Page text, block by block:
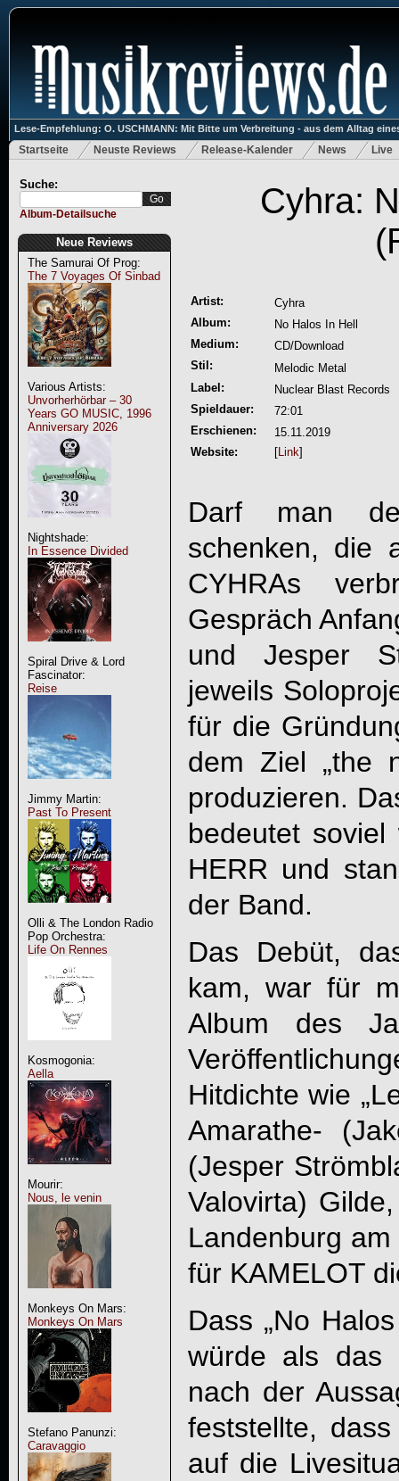
Lese-Empfehlung: O. USCHMANN: Mit Bitte um Verbreitung - aus dem Alltag
Startseite Neuste Reviews Release-Kalender News Live
Suche:
Album-Detailsuche
Neue Reviews
The Samurai Of Prog:
The 7 Voyages Of Sinbad
Various Artists:
Unvorherhörbar – 30
Years GO MUSIC, 1996
Anniversary 2026
Nightshade:
In Essence Divided
Spiral Drive & Lord
Fascinator:
Reise
Jimmy Martin:
Past To Present
Olli & The London Radio
Pop Orchestra:
Life On Rennes
Kosmogonia:
Aella
Mourir:
Nous, le venin
Monkeys On Mars:
Monkeys On Mars
Stefano Panunzi:
Caravaggio
Cyhra:
Artist:
Cyhra
Album:
No Halos In Hell
Medium:
CD/Download
Stil:
Melodic Metal
Label:
Nuclear Blast Records
Spieldauer:
72:01
Erschienen:
15.11.2019
Website:
[Link]
Darf man
schenken, die
CYHRAs
Gespräch
und Jesper
jeweils
für die
dem Ziel „the
produzieren.
bedeutet
HERR und
der Band.
Das Debüt,
kam, war für
Album des
Hitdichte wie
Amarathe-
(Jesper
Valovirta)
Landenburg
für KAMELOT
Dass „No
würde als das
nach der
feststellte,
auf die